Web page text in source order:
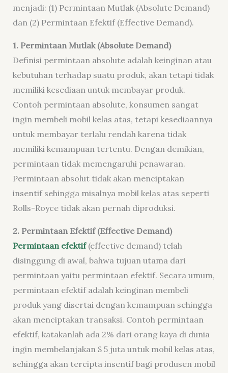
menjadi: (1) Permintaan Mutlak (Absolute Demand)
dan (2) Permintaan Efektif (Effective Demand).
1. Permintaan Mutlak (Absolute Demand)
Definisi permintaan absolute adalah keinginan atau
kebutuhan terhadap suatu produk, akan tetapi tidak
memiliki kesediaan untuk membayar produk.
Contoh permintaan absolute, konsumen sangat
ingin membeli mobil kelas atas, tetapi kesediaannya
untuk membayar terlalu rendah karena tidak
memiliki kemampuan tertentu. Dengan demikian,
permintaan tidak memengaruhi penawaran.
Permintaan absolut tidak akan menciptakan
insentif sehingga misalnya mobil kelas atas seperti
Rolls-Royce tidak akan pernah diproduksi.
2. Permintaan Efektif (Effective Demand)
Permintaan efektif(effective demand) telah
disinggung di awal, bahwa tujuan utama dari
permintaan yaitu permintaan efektif. Secara umum,
permintaan efektif adalah keinginan membeli
produk yang disertai dengan kemampuan sehingga
akan menciptakan transaksi. Contoh permintaan
efektif, katakanlah ada 2% dari orang kaya di dunia
ingin membelanjakan $ 5 juta untuk mobil kelas atas,
sehingga akan tercipta insentif bagi produsen mobil